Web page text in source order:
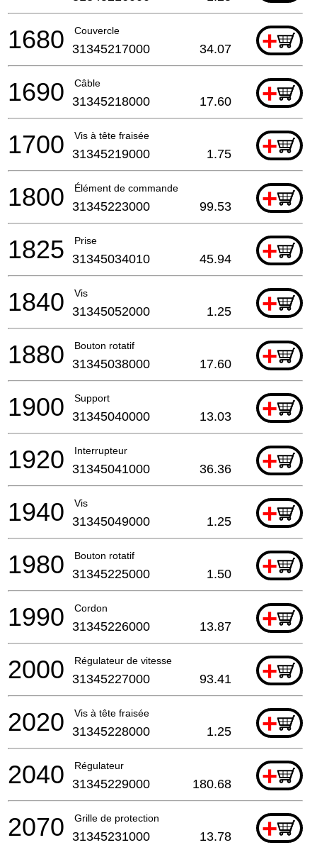
Couvercle +
1680 31345217000 34.07
Câble +
1690 31345218000 17.60
Vis à tête fraisée +
1700 31345219000 1.75
Élément de commande +
1800 31345223000 99.53
Prise +
1825 31345034010 45.94
Vis +
1840 31345052000 1.25
Bouton rotatif +
1880 31345038000 17.60
Support +
1900 31345040000 13.03
Interrupteur +
1920 31345041000 36.36
Vis +
1940 31345049000 1.25
Bouton rotatif +
1980 31345225000 1.50
Cordon +
1990 31345226000 13.87
Régulateur de vitesse +
2000 31345227000 93.41
Vis à tête fraisée +
2020 31345228000 1.25
Régulateur +
2040 31345229000 180.68
Grille de protection +
2070 31345231000 13.78